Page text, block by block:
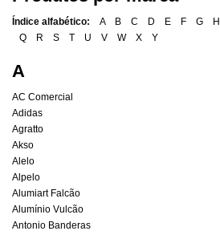
Índice alfabético: A B C D E F G H
Q
R S T U V W X Y
A
AC Comercial
Adidas
Agratto
Akso
Alelo
Alpelo
Alumiart Falcão
Alumínio Vulcão
Antonio Banderas